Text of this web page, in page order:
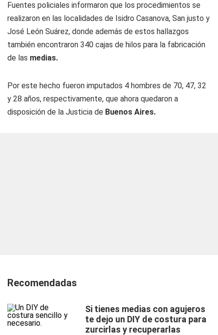
Fuentes policiales informaron que los procedimientos se
realizaron en las localidades de Isidro Casanova, San justo y
José León Suárez, donde además de estos hallazgos
también encontraron 340 cajas de hilos para la fabricación
de las medias.
Por este hecho fueron imputados 4 hombres de 70, 47, 32
y 28 años, respectivamente, que ahora quedaron a
disposición de la Justicia de Buenos Aires.
Recomendadas
Si tienes medias con agujeros
te dejo un DIY de costura para
zurcirlas y recuperarlas